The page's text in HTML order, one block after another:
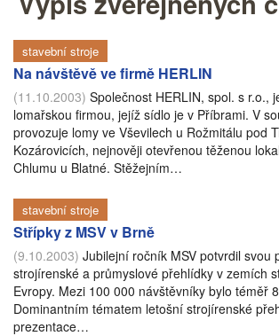
stavební stroje
Na návštěvě ve firmě HERLIN
(11.10.2003) Společnost HERLIN, spol. s r.o.,
lomařskou firmou, jejíž sídlo je v Příbrami. V
provozuje lomy ve Vševilech u Rožmitálu pod
Kozárovicích, nejnověji otevřenou těženou
Chlumu u Blatné. Stěžejním…
stavební stroje
Střípky z MSV v Brně
(9.10.2003) Jubilejní ročník MSV potvrdil svou
strojírenské a průmyslové přehlídky v zemích
Evropy. Mezi 100 000 návštěvníky bylo téměř
Dominantním tématem letošní strojírenské
prezentace…